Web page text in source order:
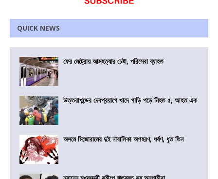
QUICK NEWS
ফের মেট্রোয় আত্মহত্যার চেষ্টা, পরিসেবা ব্যাহত
উত্তরাখন্ডের দেবপ্রয়াগে খাদে গাড়ি পড়ে নিহত ৫, আহত এক
অসমে মিজোরামের দুই নাবালিকা অপহরণ, ধর্ষণ, ধৃত তিন